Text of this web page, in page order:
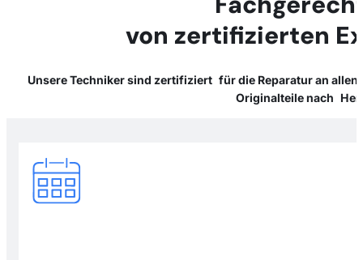
von zertifizierten
Unsere Techniker sind zertifiziert für die Reparatur an
Originalteile nach